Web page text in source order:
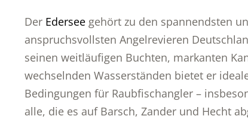
Der Edersee gehört zu den spannendsten
anspruchsvollsten Angelrevieren
seinen weitläufigen Buchten, markanten
wechselnden Wasserständen bietet er
Bedingungen für Raubfischangler –
alle, die es auf Barsch, Zander und Hecht